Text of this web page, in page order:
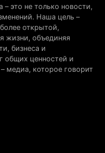
164
под Алматы
три дня
238
Азии в
– это не только новости,
Наша цель –
открытой,
жизни, объединяя
бизнеса и
общих ценностей и
медиа, которое говорит